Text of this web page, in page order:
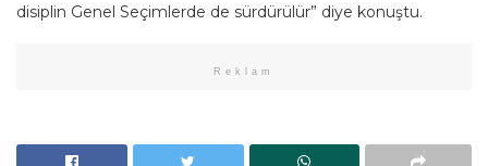
disiplin Genel Seçimlerde de sürdürülür” diye konuştu.
Reklam